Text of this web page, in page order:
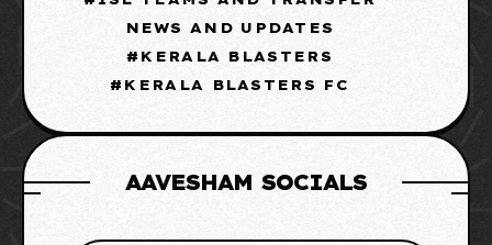
NEWS AND UPDATES
KERALA BLASTERS
KERALA BLASTERS FC
AAVESHAM SOCIALS